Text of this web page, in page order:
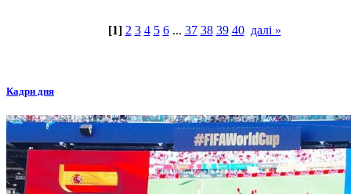
[1] 2 3 4 5 6... 37 38 39 40 далі »
Кадри дня